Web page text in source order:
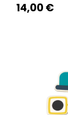
14,00 €